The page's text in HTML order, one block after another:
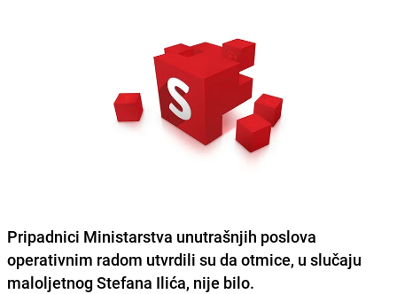
Pripadnici Ministarstva unutrašnjih poslova
operativnim radom utvrdili su da otmice, u slučaju
maloljetnog Stefana Ilića, nije bilo.